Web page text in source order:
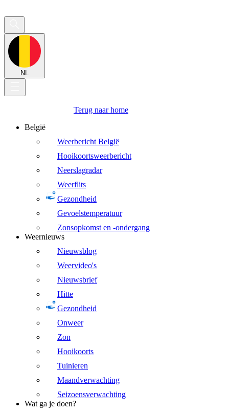
NL
Terug naar home
België
Weerbericht België
Hooikoortsweerbericht
Neerslagradar
Weerflits
Gezondheid
Gevoelstemperatuur
Zonsopkomst en -ondergang
Weernieuws
Nieuwsblog
Weervideo's
Nieuwsbrief
Hitte
Gezondheid
Onweer
Zon
Hooikoorts
Tuinieren
Maandverwachting
Seizoensverwachting
Wat ga je doen?